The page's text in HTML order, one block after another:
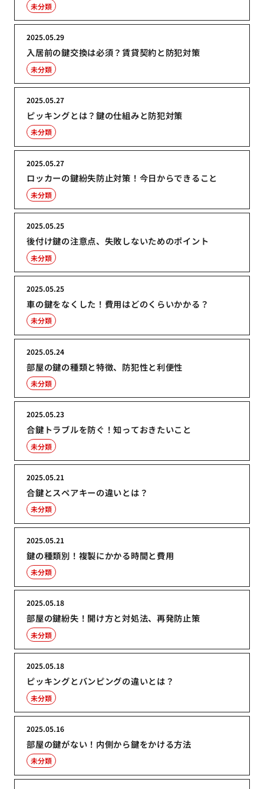
未分類
入居前の鍵交換は必須？賃貸契約と防犯対策
2025.05.29
未分類
ピッキングとは？鍵の仕組みと防犯対策
2025.05.27
未分類
ロッカーの鍵紛失防止対策！今日からできること
2025.05.27
未分類
後付け鍵の注意点、失敗しないためのポイント
2025.05.25
未分類
車の鍵をなくした！費用はどのくらいかかる？
2025.05.25
未分類
部屋の鍵の種類と特徴、防犯性と利便性
2025.05.24
未分類
合鍵トラブルを防ぐ！知っておきたいこと
2025.05.23
未分類
合鍵とスペアキーの違いとは？
2025.05.21
未分類
鍵の種類別！複製にかかる時間と費用
2025.05.21
未分類
部屋の鍵紛失！開け方と対処法、再発防止策
2025.05.18
未分類
ピッキングとバンピングの違いとは？
2025.05.18
未分類
部屋の鍵がない！内側から鍵をかける方法
2025.05.16
未分類